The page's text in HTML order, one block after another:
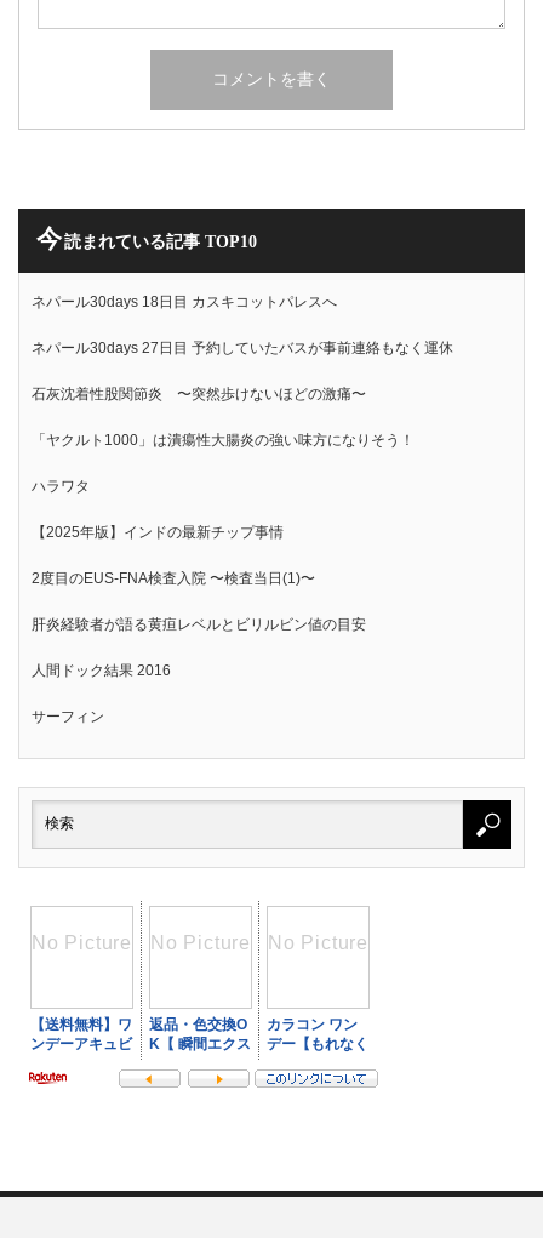
今読まれている記事 TOP10
ネパール30days 18日目 カスキコットパレスへ
ネパール30days 27日目 予約していたバスが事前連絡もなく運休
石灰沈着性股関節炎 〜突然歩けないほどの激痛〜
「ヤクルト1000」は潰瘍性大腸炎の強い味方になりそう！
ハラワタ
【2025年版】インドの最新チップ事情
2度目のEUS-FNA検査入院 〜検査当日(1)〜
肝炎経験者が語る黄疸レベルとビリルビン値の目安
人間ドック結果 2016
サーフィン